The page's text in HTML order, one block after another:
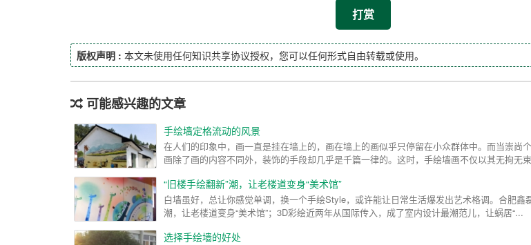
打赏
版权声明 : 本文未使用任何知识共享协议授权，您可以任何形式自由转载或使用。
可能感兴趣的文章
手绘墙定格流动的风景
在人们的印象中，画一直是挂在墙上的，画在墙上的画似乎只停留在小众群体中。而当崇尚
画除了画的内容不同外，装饰的手段却几乎是千篇一律的。这时，手绘墙画不仅以其无拘无
“旧楼手绘翻新”潮，让老楼道变身“美术馆”
白墙虽好，总让你感觉单调，换一个手绘Style，或许能让日常生活爆发出艺术格调。合肥鑫
潮，让老楼道变身“美术馆”；3D彩绘近两年从国际传入，成了室内设计最潮范儿，让蜗居“...
选择手绘墙的好处